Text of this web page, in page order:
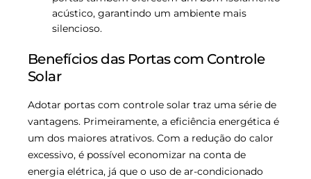
acústico, garantindo um ambiente mais
silencioso.
Benefícios das Portas com Controle
Solar
Adotar portas com controle solar traz uma série de
vantagens. Primeiramente, a eficiência energética é
um dos maiores atrativos. Com a redução do calor
excessivo, é possível economizar na conta de
energia elétrica, já que o uso de ar-condicionado